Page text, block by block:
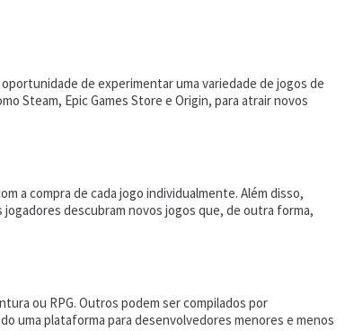
de experimentar uma variedade de jogos de
Steam, Epic Games Store e Origin, para atrair novos
a compra de cada jogo individualmente. Além disso,
descubram novos jogos que, de outra forma,
ou RPG. Outros podem ser compilados por
uma plataforma para desenvolvedores menores e menos